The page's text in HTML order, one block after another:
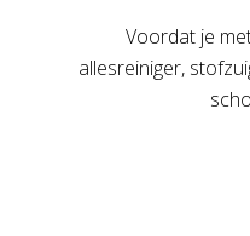
Voordat je
allesreiniger,